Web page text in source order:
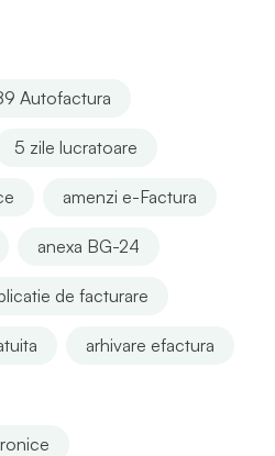
Autofactura
5 zile lucratoare
amenzi e-Factura
anexa BG-24
de facturare
arhivare efactura